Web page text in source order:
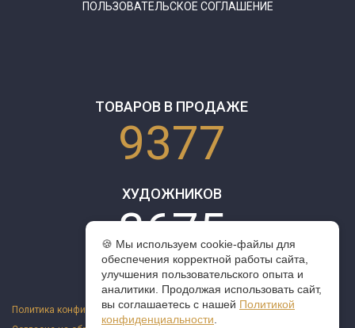
ПОЛЬЗОВАТЕЛЬСКОЕ СОГЛАШЕНИЕ
ТОВАРОВ В ПРОДАЖЕ
9377
ХУДОЖНИКОВ
3675
🍪 Мы используем cookie-файлы для
обеспечения корректной работы сайта,
улучшения пользовательского опыта и
аналитики. Продолжая использовать сайт,
вы соглашаетесь с нашей Политикой
конфиденциальности
Политика конфиденциальности